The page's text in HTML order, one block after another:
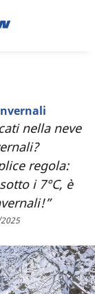
nella neve
regola:
i 7°C, è